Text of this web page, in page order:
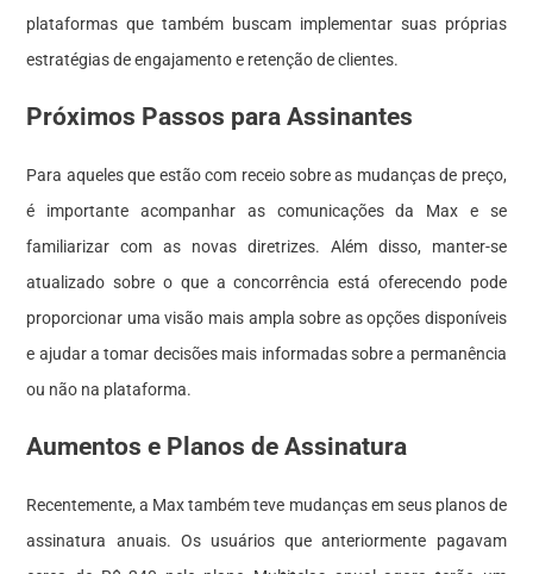
plataformas que também buscam implementar suas próprias
estratégias de engajamento e retenção de clientes.
Próximos Passos para Assinantes
Para aqueles que estão com receio sobre as mudanças de preço,
é importante acompanhar as comunicações da Max e se
familiarizar com as novas diretrizes. Além disso, manter-se
atualizado sobre o que a concorrência está oferecendo pode
proporcionar uma visão mais ampla sobre as opções disponíveis
e ajudar a tomar decisões mais informadas sobre a permanência
ou não na plataforma.
Aumentos e Planos de Assinatura
Recentemente, a Max também teve mudanças em seus planos de
assinatura anuais. Os usuários que anteriormente pagavam